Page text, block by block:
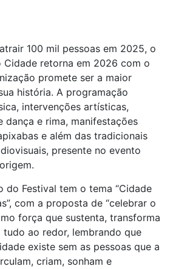
100 mil pessoas em 2025, o
Cidade retorna em 2026 com o
promete ser a maior
história. A programação
intervenções artísticas,
dança e rima, manifestações
e além das tradicionais
presente no evento
do Festival tem o tema “Cidade
com a proposta de “celebrar o
força que sustenta, transforma
tudo ao redor, lembrando que
existe sem as pessoas que a
criam, sonham e